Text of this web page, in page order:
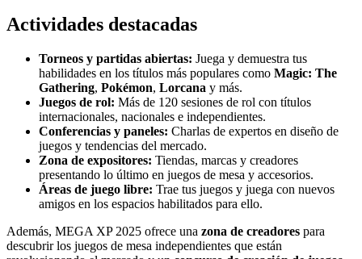
Actividades destacadas
Torneos y partidas abiertas: Juega y demuestra tus
habilidades en los títulos más populares como Magic: The
Gathering, Pokémon, Lorcana y más.
Juegos de rol: Más de 120 sesiones de rol con títulos
internacionales, nacionales e independientes.
Conferencias y paneles: Charlas de expertos en diseño de
juegos y tendencias del mercado.
Zona de expositores: Tiendas, marcas y creadores
presentando lo último en juegos de mesa y accesorios.
Áreas de juego libre: Trae tus juegos y juega con nuevos
amigos en los espacios habilitados para ello.
Además, MEGA XP 2025 ofrece una zona de creadores para
descubrir los juegos de mesa independientes que están